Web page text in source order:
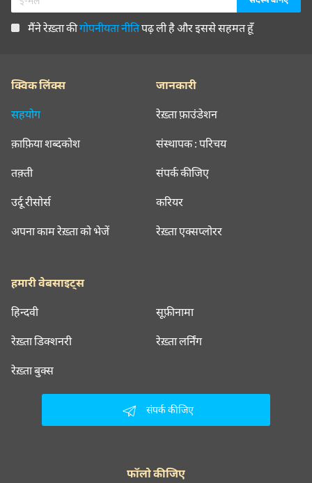
मैंने रेख़्ता कीगोपनीयता नीतिपढ़ ली है और इससे सहमत हूँ
क्विक लिंक्स
सहयोग
क़ाफ़िया शब्दकोश
तक़्ती
उर्दू रीसोर्स
अपना काम रेख़्ता को भेजें
जानकारी
रेख़्ता फ़ाउंडेशन
संस्थापक : परिचय
संपर्क कीजिए
करियर
रेख़्ता एक्सप्लोरर
हमारी वेबसाइट्स
हिन्दवी सूफ़ीनामा
रेख़्ता डिक्शनरी रेख़्ता लर्निंग
रेख़्ता बुक्स
संपर्क कीजिए
फॉलो कीजिए